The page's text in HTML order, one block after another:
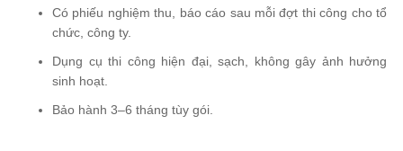
Có phiếu nghiệm thu, báo cáo sau mỗi đợt thi công cho tổ
chức, công ty.
Dụng cụ thi công hiện đại, sạch, không gây ảnh hưởng
sinh hoạt.
Bảo hành 3–6 tháng tùy gói.